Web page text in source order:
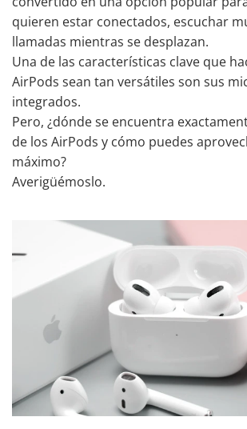
quieren estar conectados, escuchar
llamadas mientras se desplazan.
Una de las características clave que
AirPods sean tan versátiles son sus
integrados.
Pero, ¿dónde se encuentra
de los AirPods y cómo puedes
máximo?
Averigüémoslo.